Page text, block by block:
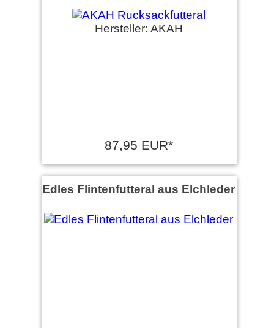
Hersteller: AKAH
87,95 EUR*
Edles Flintenfutteral aus Elchleder